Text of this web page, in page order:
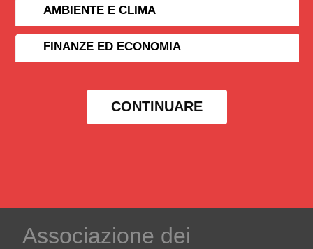
AMBIENTE E CLIMA
FINANZE ED ECONOMIA
CONTINUARE
Associazione dei